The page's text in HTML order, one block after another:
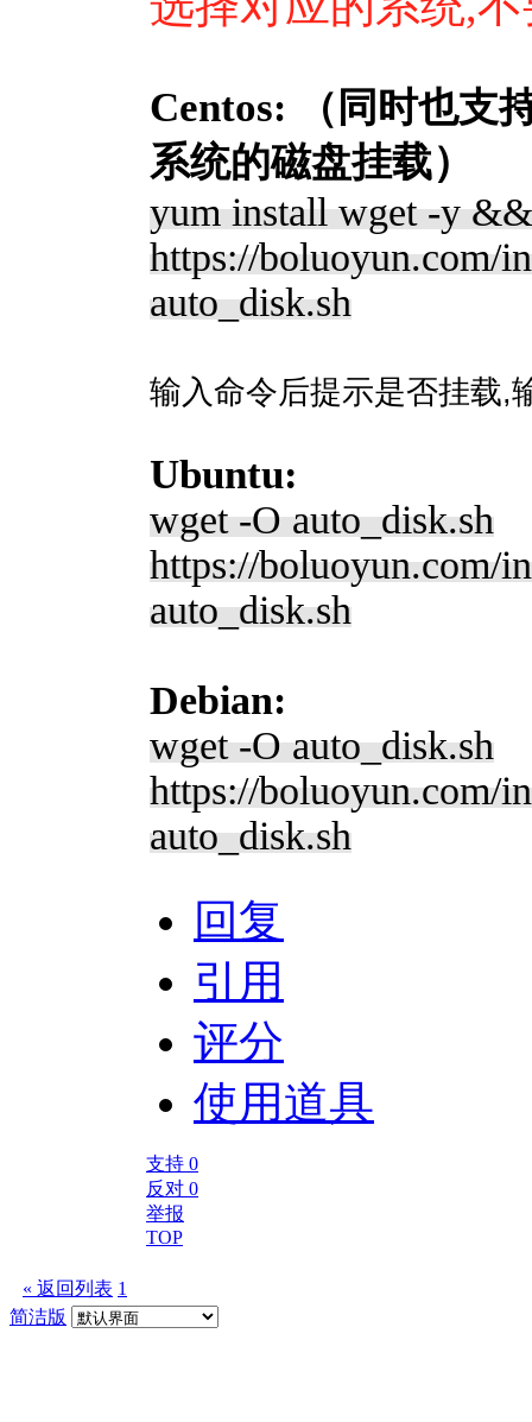
Centos:
（同时也支
系统的磁盘挂载）
yum install wget -y
https://boluoyun.com/
auto_disk.sh
输入命令后提示是否挂载,
Ubuntu:
wget -O auto_disk.sh
https://boluoyun.com/
auto_disk.sh
Debian:
wget -O auto_disk.sh
https://boluoyun.com/
auto_disk.sh
回复
引用
评分
使用道具
支持 0
反对 0
举报
TOP
« 返回列表 1
简洁版